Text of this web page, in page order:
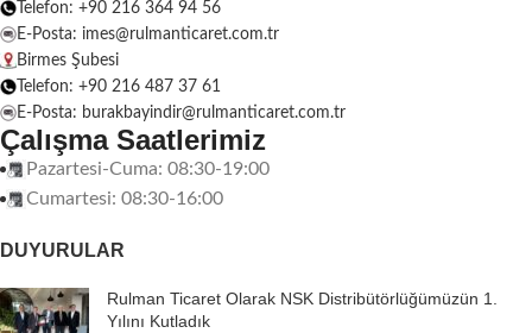
Telefon: +90 216 364 94 56
E-Posta: imes@rulmanticaret.com.tr
Birmes Şubesi
Telefon: +90 216 487 37 61
E-Posta: burakbayindir@rulmanticaret.com.tr
Çalışma Saatlerimiz
Pazartesi-Cuma: 08:30-19:00
Cumartesi: 08:30-16:00
DUYURULAR
Rulman Ticaret Olarak NSK Distribütörlüğümüzün 1.
Yılını Kutladık